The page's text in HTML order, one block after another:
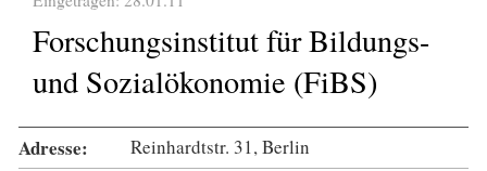
Forschungsinstitut für Bildungs-
und Sozialökonomie (FiBS)
Adresse: Reinhardtstr. 31, Berlin